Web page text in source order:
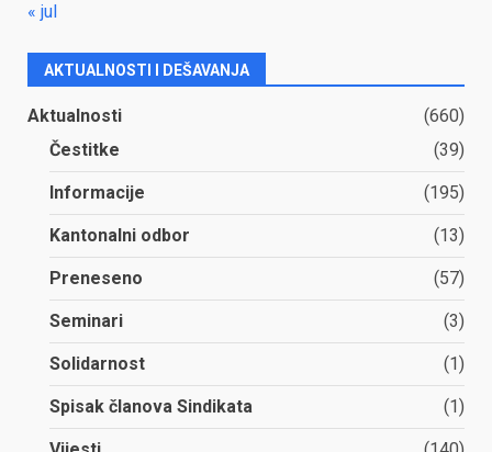
« jul
AKTUALNOSTI I DEŠAVANJA
Aktualnosti
(660)
Čestitke
(39)
Informacije (195)
Kantonalni odbor (13)
Preneseno (57)
Seminari (3)
Solidarnost (1)
Spisak članova Sindikata (1)